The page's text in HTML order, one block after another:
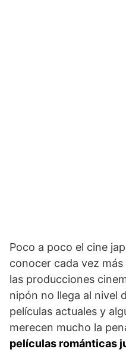
Poco a poco el cine
conocer cada vez
las producciones
nipón no llega al nivel
películas actuales y
merecen mucho la
películas románticas